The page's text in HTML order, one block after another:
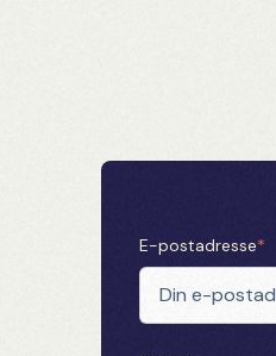
E-postadresse*